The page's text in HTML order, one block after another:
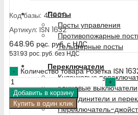
Посты
Посты управления
Противопожарные
Тельферные посты
Переключатели
Кулачковые
Концевые выключатели
Разъединители и
Переключатель-
Код базы: 43909
Артикул: ISN 1632
648.96 рос. руб.с НДС
531.93 рос. руб.без НДС
Количество товара Розетка ISN
Добавить в корзину
Купить в один клик